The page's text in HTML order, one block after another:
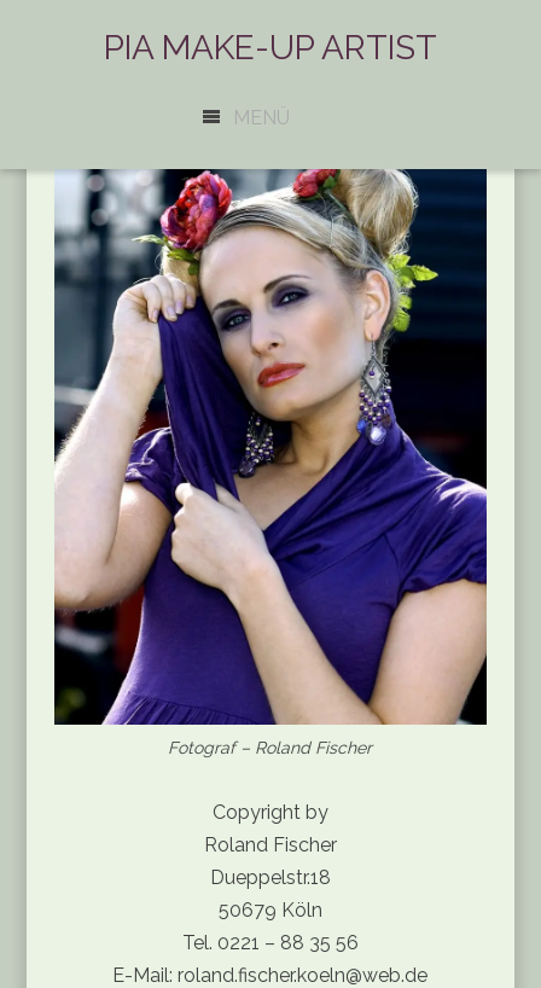
PIA MAKE-UP ARTIST
MENÜ
Fotograf – Roland Fischer
Copyright by
Roland Fischer
Dueppelstr.18
50679 Köln
Tel. 0221 – 88 35 56
E-Mail: roland.fischer.koeln@web.de